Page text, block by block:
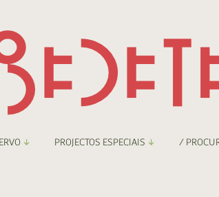
PROJECTOS ESPECIAIS /